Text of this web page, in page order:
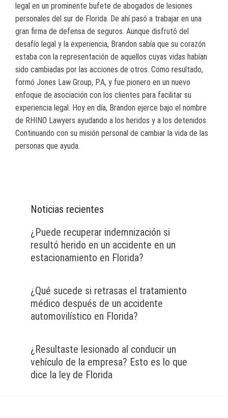
legal en un prominente bufete de abogados de lesiones
personales del sur de Florida. De ahí pasó a trabajar en una
gran firma de defensa de seguros. Aunque disfrutó del
desafío legal y la experiencia, Brandon sabía que su corazón
estaba con la representación de aquellos cuyas vidas habían
sido cambiadas por las acciones de otros. Como resultado,
formó Jones Law Group, P.A, y fue pionero en un nuevo
enfoque de asociación con los clientes para facilitar su
experiencia legal. Hoy en día, Brandon ejerce bajo el nombre
de RHINO Lawyers ayudando a los heridos y a los detenidos.
Continuando con su misión personal de cambiar la vida de las
personas que ayuda.
Noticias recientes
¿Puede recuperar indemnización si
resultó herido en un accidente en un
estacionamiento en Florida?
¿Qué sucede si retrasas el tratamiento
médico después de un accidente
automovilístico en Florida?
¿Resultaste lesionado al conducir un
vehículo de la empresa? Esto es lo que
dice la ley de Florida